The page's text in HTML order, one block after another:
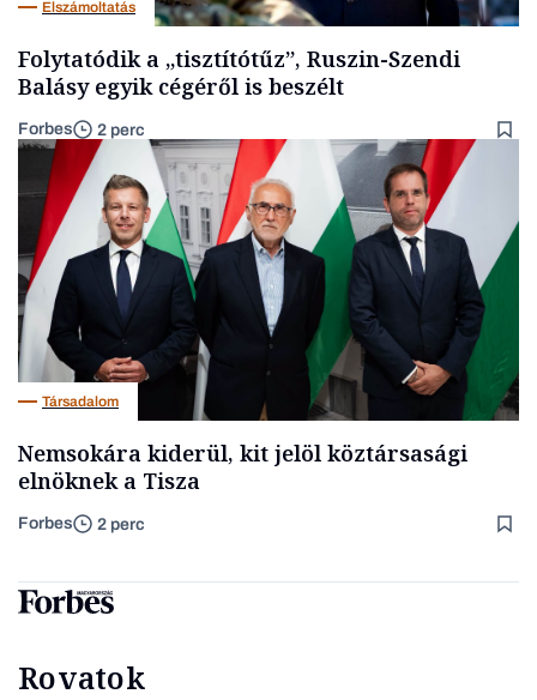
Elszámoltatás
Folytatódik a „tisztítótűz”, Ruszin-Szendi
Balásy egyik cégéről is beszélt
Forbes 2 perc
Társadalom
Nemsokára kiderül, kit jelöl köztársasági
elnöknek a Tisza
Forbes 2 perc
Rovatok